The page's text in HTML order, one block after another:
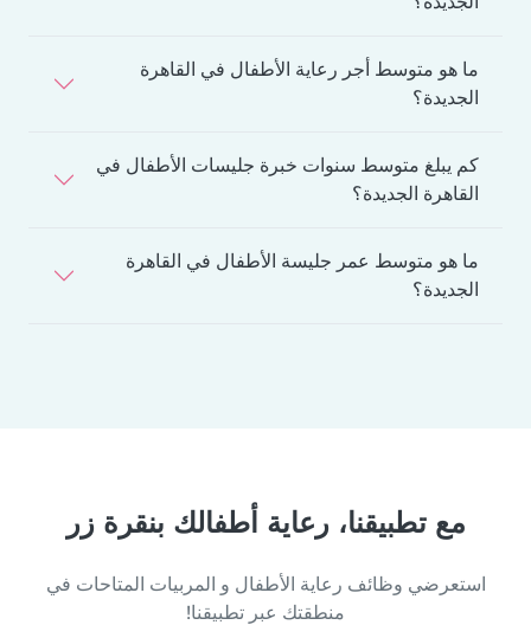
ما هو متوسط أجر رعاية الأطفال في القاهرة
الجديدة؟
كم يبلغ متوسط سنوات خبرة جليسات الأطفال في
القاهرة الجديدة؟
ما هو متوسط عمر جليسة الأطفال في القاهرة
الجديدة؟
مع تطبيقنا، رعاية أطفالك بنقرة زر
استعرضي وظائف رعاية الأطفال و المربيات المتاحات في
منطقتك عبر تطبيقنا!